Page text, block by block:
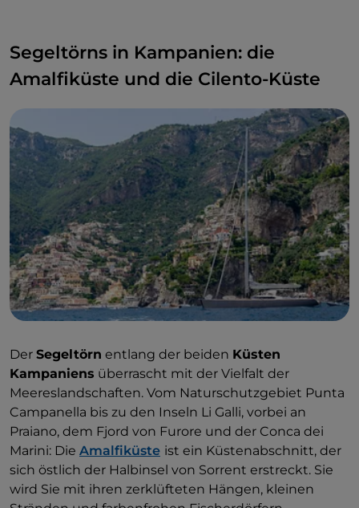
Segeltörns in Kampanien: die
Amalfiküste und die Cilento-Küste
Der Segeltörn entlang der beiden Küsten
Kampaniens überrascht mit der Vielfalt der
Meereslandschaften. Vom Naturschutzgebiet Punta
Campanella bis zu den Inseln Li Galli, vorbei an
Praiano, dem Fjord von Furore und der Conca dei
Marini: Die Amalfiküste ist ein Küstenabschnitt, der
sich östlich der Halbinsel von Sorrent erstreckt. Sie
wird Sie mit ihren zerklüfteten Hängen, kleinen